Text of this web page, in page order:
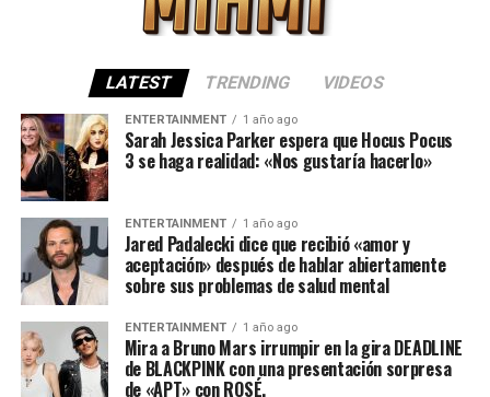
LATEST TRENDING VIDEOS
ENTERTAINMENT 1 año ago
Sarah Jessica Parker espera que Hocus Pocus
3 se haga realidad: «Nos gustaría hacerlo»
ENTERTAINMENT 1 año ago
Jared Padalecki dice que recibió «amor y
aceptación» después de hablar abiertamente
sobre sus problemas de salud mental
ENTERTAINMENT 1 año ago
Mira a Bruno Mars irrumpir en la gira DEADLINE
de BLACKPINK con una presentación sorpresa
de «APT» con ROSÉ.